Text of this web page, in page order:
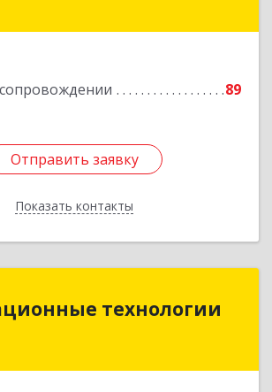
89
Отправить заявку
Показать контакты
Отправить заявку
Назад
технологии
технологии